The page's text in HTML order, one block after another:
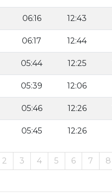
06:16 12:43
06:17 12:44
05:44 12:25
05:39 12:06
05:46 12:26
05:45 12:26
2 3 4 5 6 7 8